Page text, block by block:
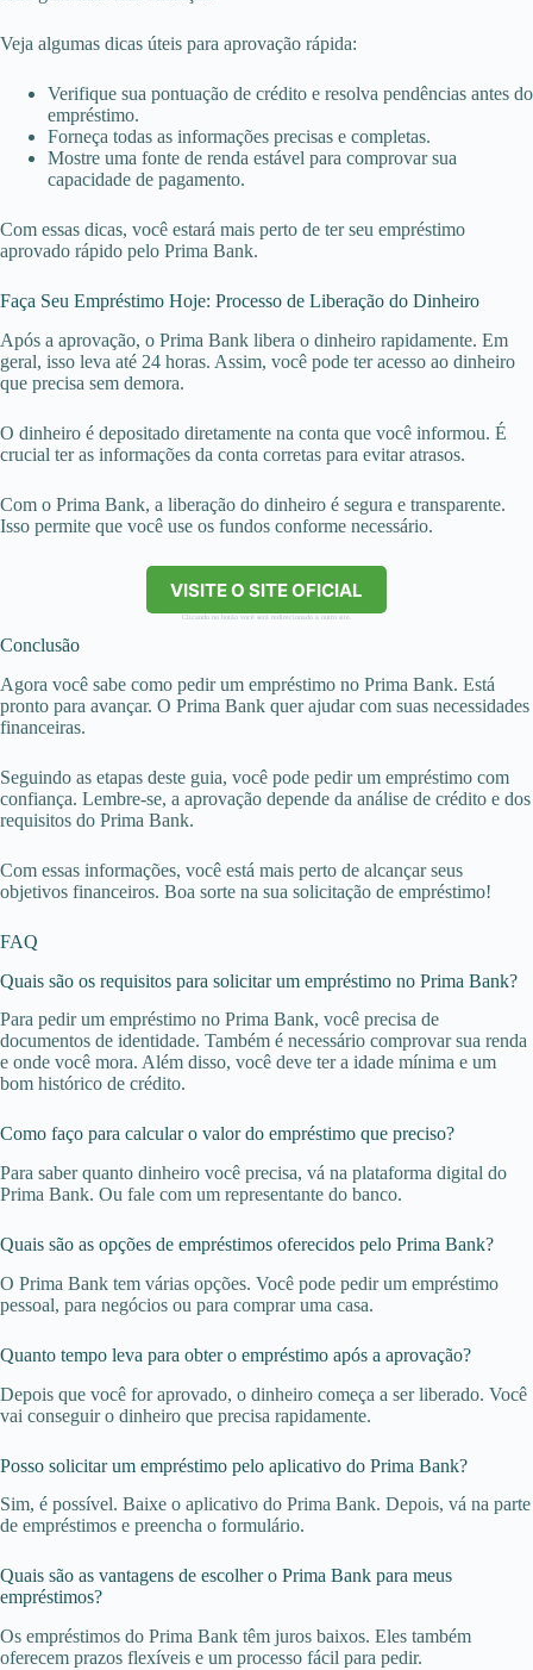
Veja algumas dicas úteis para aprovação rápida:
Verifique sua pontuação de crédito e resolva pendências antes do
empréstimo.
Forneça todas as informações precisas e completas.
Mostre uma fonte de renda estável para comprovar sua
capacidade de pagamento.
Com essas dicas, você estará mais perto de ter seu empréstimo
aprovado rápido pelo Prima Bank.
Faça Seu Empréstimo Hoje: Processo de Liberação do Dinheiro
Após a aprovação, o Prima Bank libera o dinheiro rapidamente. Em
geral, isso leva até 24 horas. Assim, você pode ter acesso ao dinheiro
que precisa sem demora.
O dinheiro é depositado diretamente na conta que você informou. É
crucial ter as informações da conta corretas para evitar atrasos.
Com o Prima Bank, a liberação do dinheiro é segura e transparente.
Isso permite que você use os fundos conforme necessário.
VISITE O SITE OFICIAL
Clicando no botão você será redirecionado a outro site.
Conclusão
Agora você sabe como pedir um empréstimo no Prima Bank. Está
pronto para avançar. O Prima Bank quer ajudar com suas necessidades
financeiras.
Seguindo as etapas deste guia, você pode pedir um empréstimo com
confiança. Lembre-se, a aprovação depende da análise de crédito e dos
requisitos do Prima Bank.
Com essas informações, você está mais perto de alcançar seus
objetivos financeiros. Boa sorte na sua solicitação de empréstimo!
FAQ
Quais são os requisitos para solicitar um empréstimo no Prima Bank?
Para pedir um empréstimo no Prima Bank, você precisa de
documentos de identidade. Também é necessário comprovar sua renda
e onde você mora. Além disso, você deve ter a idade mínima e um
bom histórico de crédito.
Como faço para calcular o valor do empréstimo que preciso?
Para saber quanto dinheiro você precisa, vá na plataforma digital do
Prima Bank. Ou fale com um representante do banco.
Quais são as opções de empréstimos oferecidos pelo Prima Bank?
O Prima Bank tem várias opções. Você pode pedir um empréstimo
pessoal, para negócios ou para comprar uma casa.
Quanto tempo leva para obter o empréstimo após a aprovação?
Depois que você for aprovado, o dinheiro começa a ser liberado. Você
vai conseguir o dinheiro que precisa rapidamente.
Posso solicitar um empréstimo pelo aplicativo do Prima Bank?
Sim, é possível. Baixe o aplicativo do Prima Bank. Depois, vá na parte
de empréstimos e preencha o formulário.
Quais são as vantagens de escolher o Prima Bank para meus
empréstimos?
Os empréstimos do Prima Bank têm juros baixos. Eles também
oferecem prazos flexíveis e um processo fácil para pedir.